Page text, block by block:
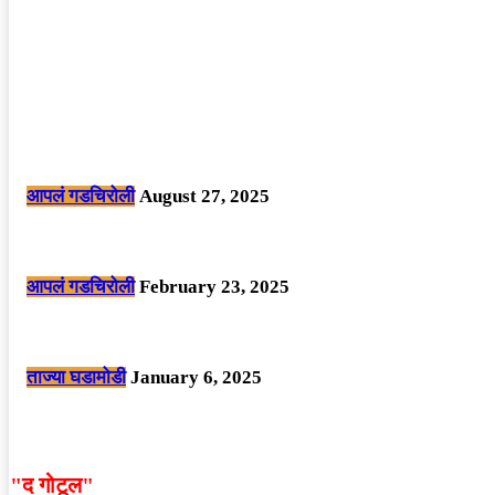
आपलं गडचिरोली August 27, 2025
आपलं गडचिरोली February 23, 2025
ताज्या घडामोडी January 6, 2025
"द गोटूल"